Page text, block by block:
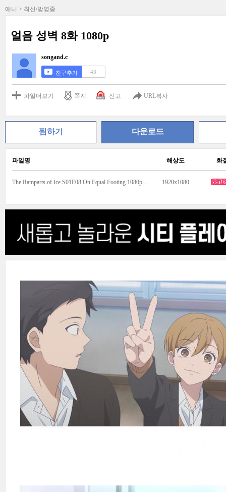
애니 > 최신/방영중
얼음 성벽 8화 1080p
songand.c
친구추가 43
파일더보기 쪽지 신고 URL복사
찜하기 다운로드
파일명 해상도 화
The.Ramparts.of.Ice.S01E08.On.Equal.Footing.1080p.NF.WEB-DL.DUAL.AAC2.0.H.264.MSubs-ToonsHub.mkv 1920x1080